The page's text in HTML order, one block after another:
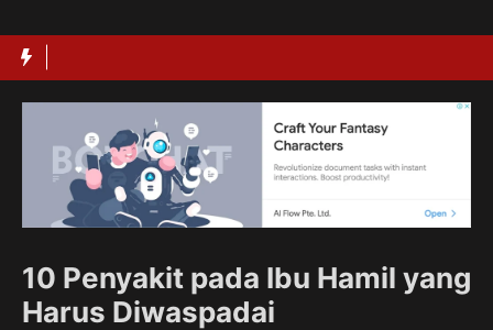
ke
10 Penyakit pada Ibu Hamil yang
Harus Diwaspadai